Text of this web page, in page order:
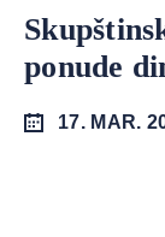
ponude
17. MAR.